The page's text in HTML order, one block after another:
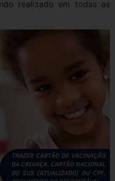
realizado em todas as